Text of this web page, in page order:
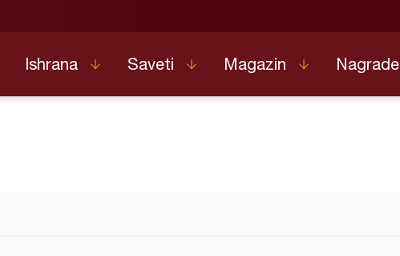
Ishrana Saveti Magazin Nagrade